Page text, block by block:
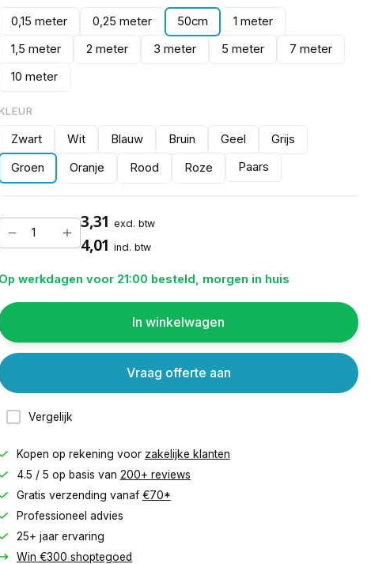
0,15 meter 0,25 meter 50cm
1 meter
1,5 meter
2 meter 3 meter 5 meter
7 meter
10 meter
Zwart Wit Blauw Bruin Geel
Grijs
Groen
Oranje Rood Roze Paars
3,31 excl. btw
4,01 incl. btw
Op werkdagen voor 21:00 besteld, morgen in huis
In winkelwagen
Vergelijk
Vraag offerte aan
Kopen op rekening voor zakelijke klanten
4.5 / 5 op basis van 200+ reviews
Gratis verzending vanaf €70*
Professioneel advies
25+ jaar ervaring
Win €300 shoptegoed